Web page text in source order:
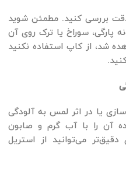
بررسی کنید. مطمئن شوید
سوراخ یا ترک روی آن
شد، از کاپ استفاده نکنید
یا در اثر لمس به آلودگی
آن را با آب گرم و صابون
می‌توانید از استریل